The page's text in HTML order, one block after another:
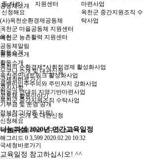
공동체소개
(사)옥천순환경제공동체
옥천군 마을공동체 지원센터
옥천군 농촌활력 지원센터
활동소개
옥천의 순환경제*사회적경제 활성화사업
옥천주민네트워크 활성화사업
풀뿌리민주주의와 주민자치 강화사업
협동과 연대의 지역기반마련사업
옥천군 중간지원조직 수탁사업
누구나 소개 및 대관신청
옥천공동체허브 누구나 소개
국세청바로가기
종 자료)
신청해요
지원센터
마련사업
옥천군 중간지원조직 수
탁사업
메인
공동체알림
공동체소개
활동소개
누구나 소개 및 대관신청
국세청바로가기
공지사항
공동체 활동이야기
기부금 및 운영 공개
정보창고(각종 자료)
신청해요
나눔과셈 2020년 연간교육일정
해그리드 0 3,599 2020.02.20 10:32
교육일정 참고하십시오! ^^